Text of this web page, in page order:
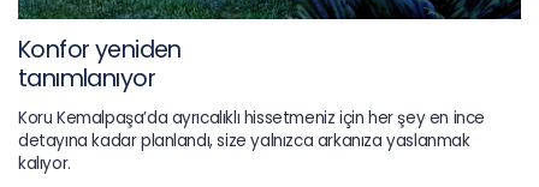
Konfor yeniden
tanımlanıyor
Koru Kemalpaşa’da ayrıcalıklı hissetmeniz için her şey en ince
detayına kadar planlandı, size yalnızca arkanıza yaslanmak
kalıyor.